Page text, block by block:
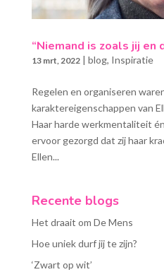
“Niemand is zoals jij en
13 mrt, 2022| blog, Inspiratie
Regelen en organiseren
karaktereigenschappen van
Haar harde werkmentaliteit
ervoor gezorgd dat zij haar
Ellen...
Recente blogs
Het draait om De Mens
Hoe uniek durf jij te zijn?
‘Zwart op wit’